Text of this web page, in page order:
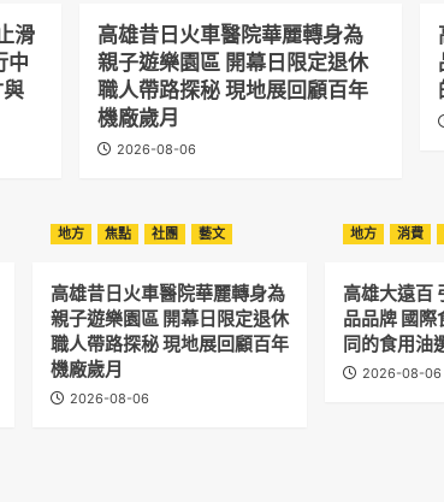
滑
中
高雄昔日火車醫院華麗轉身為
親子遊樂園區 開幕日限定退休
職人帶路探秘 現地展回顧百年
機廠歲月
2026-08-06
地方 焦點 社團 藝文
高雄昔日火車醫院華麗轉身為
親子遊樂園區 開幕日限定退休
職人帶路探秘 現地展回顧百年
機廠歲月
2026-08-06
地方 消費
高雄大遠百
品品牌 國際
同的食用油
2026-08-06